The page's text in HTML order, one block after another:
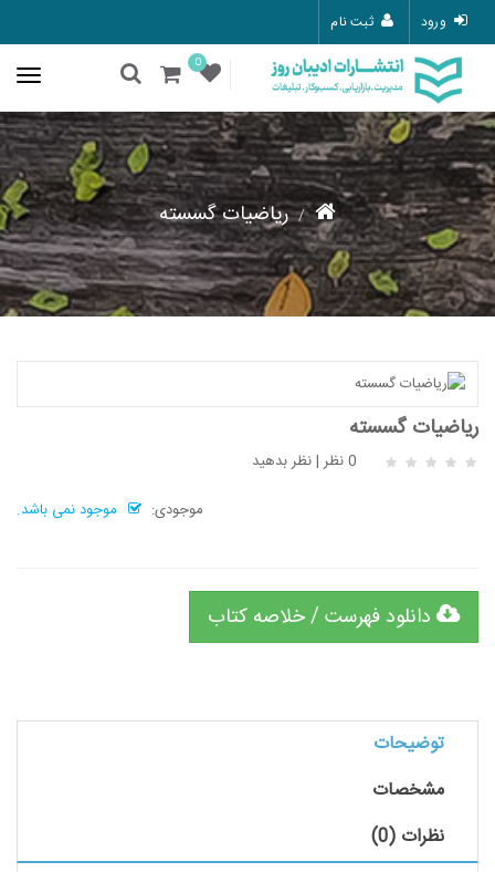
ورود ثبت نام
0
ریاضیات گسسته
ریاضیات گسسته
0 نظر |نظر بدهید
موجودی:
موجود نمی باشد.
دانلود فهرست / خلاصه کتاب
توضیحات
مشخصات
نظرات (0)